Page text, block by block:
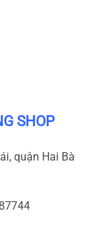
SHOP
quận Hai Bà